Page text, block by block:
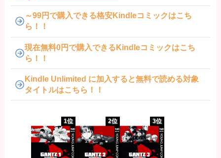
～99円で購入できる格安Kindleコミックはこち
ら！！
現在無料0円で購入できるKindleコミックはこち
ら！！
Kindle Unlimited に加入すると無料で読める対象
タイトルはこちら！！
1位 2位 3位